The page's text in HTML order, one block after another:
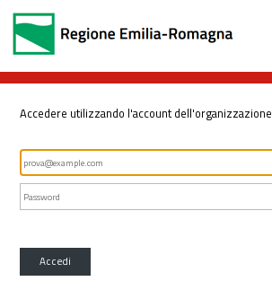
Accedere utilizzando l'account dell'organizzazione
Accedi